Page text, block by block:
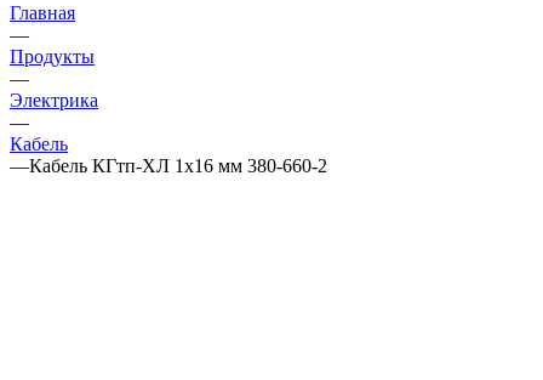
Главная
—
Продукты
—
Электрика
—
Кабель
—Кабель КГтп-ХЛ 1х16 мм 380-660-2